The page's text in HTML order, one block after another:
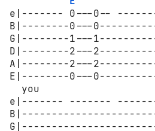
e|------- 0---0--
B|--------0---
G|--------1---
D|--------2---
A|--------2---
E|--------0---
you
e|------- -------